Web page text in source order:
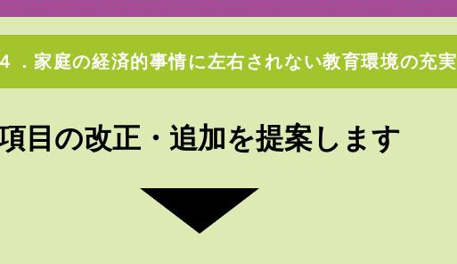
．家庭の経済的事情に左右されない教育環境の充実
目の改正・ 追加を提案します